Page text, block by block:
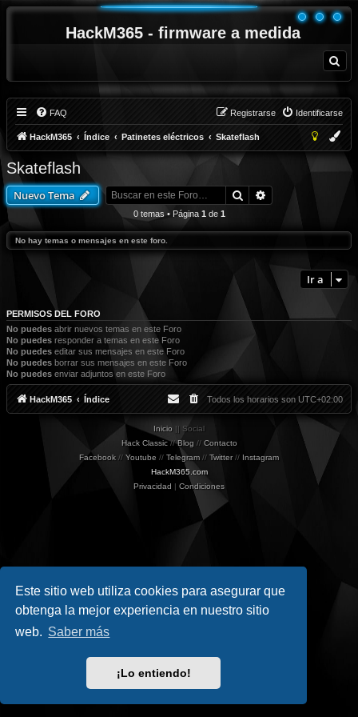
Este sitio web utiliza cookies para asegurar que
obtenga la mejor experiencia en nuestro sitio
web. Saber más
¡Lo entiendo!
HackM365 - firmware a medida
u
FAQ Identificarse
Registrarse
HackM365 Índice Patinetes eléctricos Skateflash
Skateflash
Nuevo Tema Buscar
0 temas • Página 1 de 1
No hay temas o mensajes en este foro.
Ir a
PERMISOS DEL FORO
No puedes abrir nuevos temas en este Foro
No puedes responder a temas en este Foro
No puedes editar sus mensajes en este Foro
No puedes borrar sus mensajes en este Foro
No puedes enviar adjuntos en este Foro
HackM365 Índice Todos los horarios son UTC+02:00
Inicio || Social
Hack Classic//Blog // Contacto
Facebook // Youtube // Telegram // Twitter// Instagram
HackM365.com
Privacidad | Condiciones